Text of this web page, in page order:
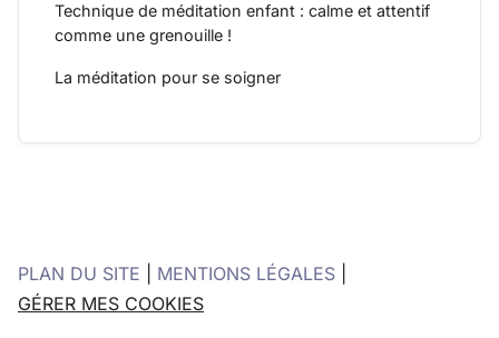
Technique de méditation enfant : calme et attentif
comme une grenouille !
La méditation pour se soigner
PLAN DU SITE MENTIONS LÉGALES
GÉRER MES COOKIES